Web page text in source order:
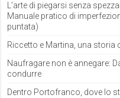
L’arte di piegarsi senza
Manuale pratico di
puntata)
Riccetto e Martina, una storia
Naufragare non è annegare:
condurre
Dentro Portofranco, dove lo